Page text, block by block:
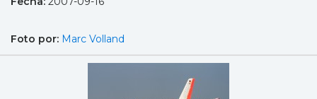
Foto por: Marc Volland